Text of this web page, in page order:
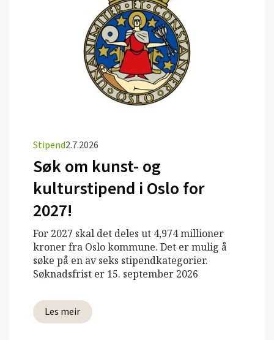
Stipend2.7.2026
Søk om kunst- og
kulturstipend i Oslo for
2027!
For 2027 skal det deles ut 4,974 millioner
kroner fra Oslo kommune. Det er mulig å
søke på en av seks stipendkategorier.
Søknadsfrist er 15. september 2026
Les meir